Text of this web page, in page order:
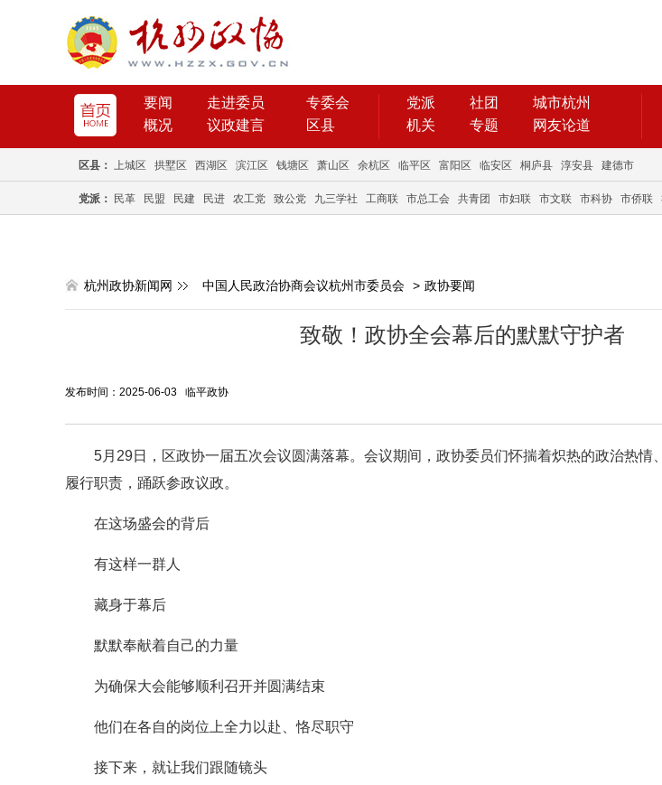
要闻 走进委员
专委会
概况
议政建言 区县
党派 社团
城市杭州
机关
专题 网友论道
区县： 上城区 拱墅区 西湖区 滨江区 钱塘区 萧山区 余杭区 临平区 富阳区 临安区 桐庐县 淳安县 建德市
党派： 民革 民盟 民建 民进 农工党 致公党 九三学社 工商联 市总工会 共青团 市妇联 市文联 市科协 市侨联
杭州政协新闻网 中国人民政治协商会议杭州市委员会 > 政协要闻
致敬！政协全会幕后的默默守护者
发布时间：2025-06-03 临平政协
5月29日，区政协一届五次会议圆满落幕。会议期间，政协委员们怀揣着炽热的政治热情
履行职责，踊跃参政议政。
在这场盛会的背后
有这样一群人
藏身于幕后
默默奉献着自己的力量
为确保大会能够顺利召开并圆满结束
他们在各自的岗位上全力以赴、恪尽职守
接下来，就让我们跟随镜头